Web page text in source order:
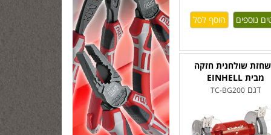
נוספים
שולחנית חזקה
מבית EINHELL
דגםTC-BG200